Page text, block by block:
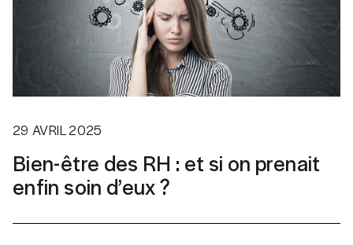
29 AVRIL 2025
Bien-être des RH : et si on prenait
enfin soin d’eux ?